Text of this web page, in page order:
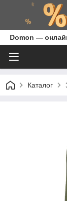
Domon —
Каталог